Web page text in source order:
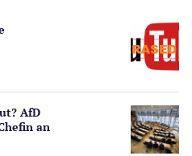
AfD
an